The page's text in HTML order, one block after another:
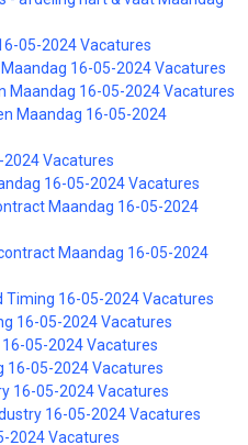
05-2024 Vacatures
16-05-2024 Vacatures
Maandag 16-05-2024 Vacatures
Maandag 16-05-2024
Vacatures
16-05-2024 Vacatures
Maandag 16-05-2024
Maandag 16-05-2024
Timing 16-05-2024 Vacatures
16-05-2024 Vacatures
05-2024 Vacatures
16-05-2024 Vacatures
16-05-2024 Vacatures
16-05-2024 Vacatures
2024 Vacatures